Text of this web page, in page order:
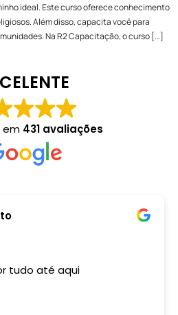
ideal. Este curso oferece conhecimento
Além disso, capacita você para
Na R2 Capacitação, o curso […]
em 431 avaliações
tudo até aqui